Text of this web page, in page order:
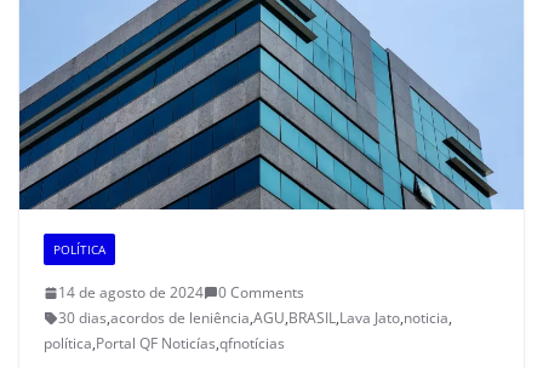
POLÍTICA
14 de agosto de 2024
0 Comments
30 dias,acordos de leniência,AGU,BRASIL,Lava Jato,noticia,
política,Portal QF Noticías,qfnotícias